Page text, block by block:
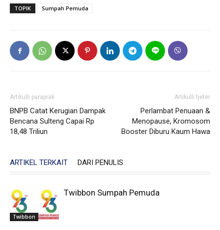
TOPIK Sumpah Pemuda
Artikulli paraprak
BNPB Catat Kerugian Dampak
Bencana Sulteng Capai Rp
18,48 Triliun
Artikulli tjetër
Perlambat Penuaan &
Menopause, Kromosom
Booster Diburu Kaum Hawa
ARTIKEL TERKAIT DARI PENULIS
Twibbon
Twibbon Sumpah Pemuda